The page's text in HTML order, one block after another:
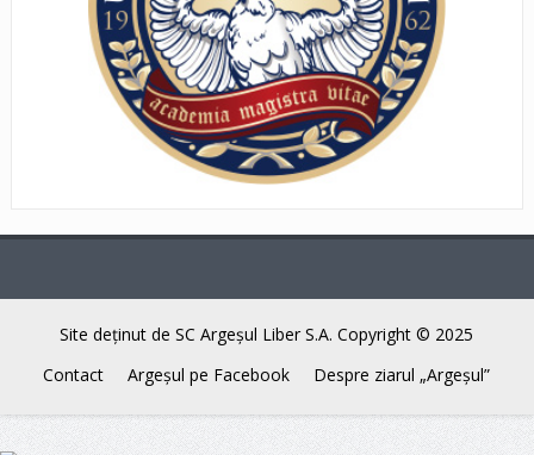
Site deţinut de SC Argeşul Liber S.A. Copyright © 2025
Contact
Argeşul pe Facebook Despre ziarul „Argeşul”